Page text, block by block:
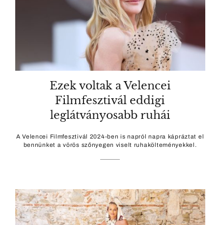
Ezek voltak a Velencei
Filmfesztivál eddigi
leglátványosabb ruhái
A Velencei Filmfesztivál 2024-ben is napról napra kápráztat el
bennünket a vörös szőnyegen viselt ruhakölteményekkel.